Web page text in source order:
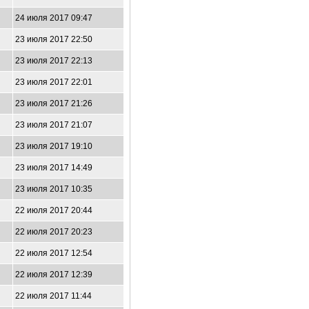
24 июля 2017 09:47
23 июля 2017 22:50
23 июля 2017 22:13
23 июля 2017 22:01
23 июля 2017 21:26
23 июля 2017 21:07
23 июля 2017 19:10
23 июля 2017 14:49
23 июля 2017 10:35
22 июля 2017 20:44
22 июля 2017 20:23
22 июля 2017 12:54
22 июля 2017 12:39
22 июля 2017 11:44